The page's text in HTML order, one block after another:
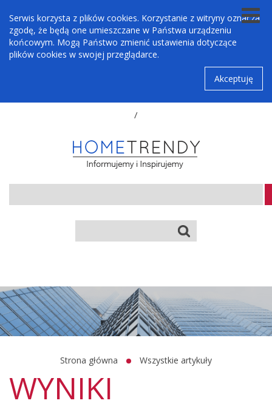
Serwis korzysta z plików cookies. Korzystanie z witryny oznacza
zgodę, że będą one umieszczane w Państwa urządzeniu
końcowym. Mogą Państwo zmienić ustawienia dotyczące
plików cookies w swojej przeglądarce.
Akceptuję
/
Strona główna Wszystkie artykuły
WYNIKI